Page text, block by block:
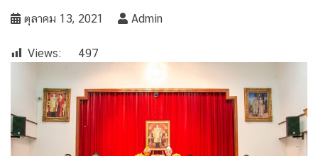
ตุลาคม 13, 2021 Admin
Views: 497